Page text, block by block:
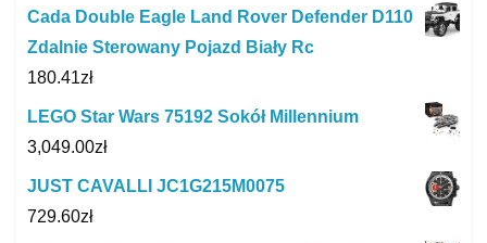
Cada Double Eagle Land Rover Defender D110
Zdalnie Sterowany Pojazd Biały Rc
180.41zł
LEGO Star Wars 75192 Sokół Millennium
3,049.00zł
JUST CAVALLI JC1G215M0075
729.60zł